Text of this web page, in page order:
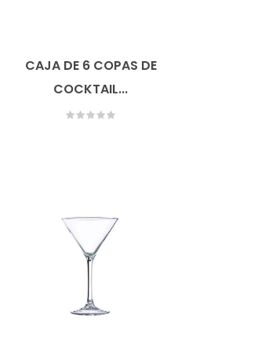
CAJA DE 6 COPAS DE
COCKTAIL...